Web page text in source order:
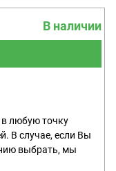
В наличии
любую точку
В случае, если Вы
выбрать, мы